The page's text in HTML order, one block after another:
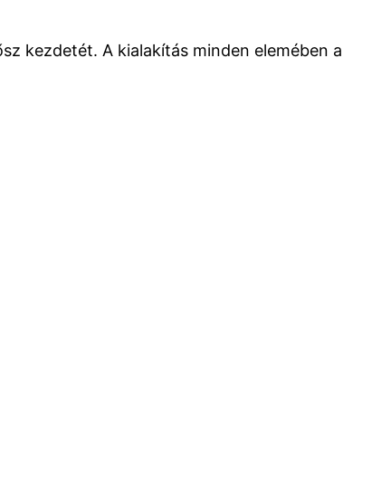
kezdetét. A kialakítás minden elemében a